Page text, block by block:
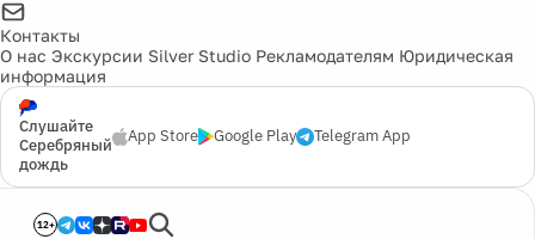
Контакты
О нас Экскурсии Silver Studio Рекламодателям Юридическая
информация
Слушайте
Серебряный
дождь
App Store Google Play Telegram App
12+